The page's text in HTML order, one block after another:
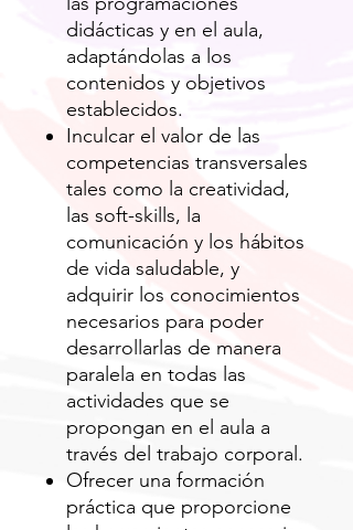
didácticas y en el aula,
adaptándolas a los
contenidos y objetivos
establecidos.
Inculcar el valor de las
competencias transversales
tales como la creatividad,
las soft-skills, la
comunicación y los hábitos
de vida saludable, y
adquirir los conocimientos
necesarios para poder
desarrollarlas de manera
paralela en todas las
actividades que se
propongan en el aula a
través del trabajo corporal.
Ofrecer una formación
práctica que proporcione